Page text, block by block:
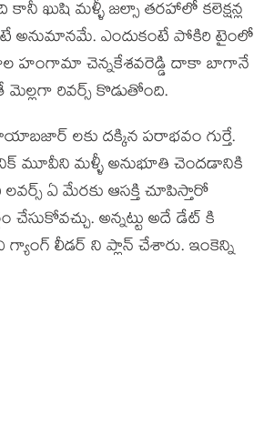
ఖుషి మళ్ళీ జల్సా తరహాలో కలెక్షన్ల
అనుమానమే. ఎందుకంటే పోకిరి టైంలో
హంగామా చెన్నకేశవరెడ్డి దాకా బాగానే
రివర్స్ కొడుతోంది.
లకు దక్కిన పరాభవం గుర్తే.
మూవీని మళ్ళీ అనుభూతి చెందడానికి
ఏ మేరకు ఆసక్తి చూపిస్తారో
చేసుకోవచ్చు. అన్నట్టు అదే డేట్ కి
లీడర్ ని ప్లాన్ చేశారు. ఇంకెన్ని